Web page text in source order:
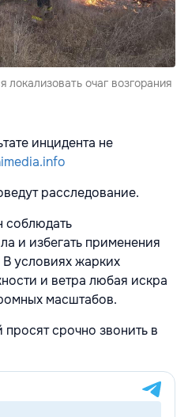
очаг возгорания
инцидента не
расследование.
соблюдать
и избегать применения
В условиях жарких
и ветра любая искра
масштабов.
срочно звонить в